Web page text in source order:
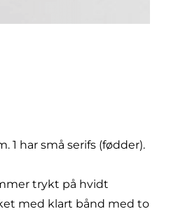
1 har små serifs (fødder).
trykt på hvidt
med klart bånd med to